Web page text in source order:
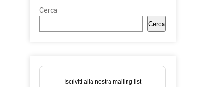
Cerca
Cerca
Iscriviti alla nostra mailing list